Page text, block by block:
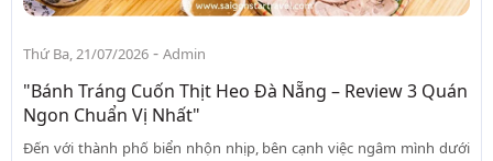
Thứ Ba, 21/07/2026 - Admin
"Bánh Tráng Cuốn Thịt Heo Đà Nẵng – Review 3 Quán
Ngon Chuẩn Vị Nhất"
Đến với thành phố biển nhộn nhịp, bên cạnh việc ngâm mình dưới